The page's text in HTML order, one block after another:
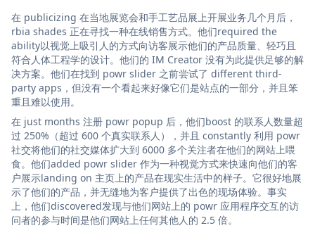
在 publicizing 在当地展览会和手工艺品展上开展业务几个月后，
rbia shades 正在寻找一种在线销售方式。他们required the
ability以视觉上吸引人的方式向访客展示他们的产品质量、轻巧且
符合人体工程学的设计。他们的 IM Creator 没有为此提供足够的解
决方案。他们在找到 powr slider 之前尝试了 different third-
party apps，但没有一个看起来好像它们是站点的一部分，并且笨
重且难以使用。
在 just months 注册 powr popup 后，他们boost 的联系人数量超
过 250%（超过 600 个真实联系人），并且 constantly 利用 powr
社交将他们的社交媒体扩大到 6000 多个关注者在他们的网站上喂
食。他们added powr slider 作为一种视觉方式来快速向他们的客
户展示landing on 主页上的产品在现实生活中的样子。它很好地展
示了他们的产品，并无缝地为客户提供了出色的现场体验。事实
上，他们discovered发现与他们网站上的 powr 应用程序交互的访
问者的参与时间是他们网站上任何其他人的 2.5 倍。